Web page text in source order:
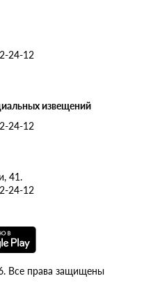
24-12
извещений
24-12
41.
24-12
Все права защищены